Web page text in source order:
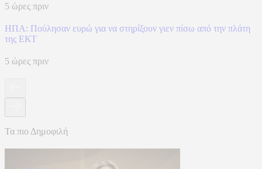
5 ώρες πριν
ΗΠΑ: Πούλησαν ευρώ για να στηρίξουν γιεν πίσω από την πλάτη
της ΕΚΤ
5 ώρες πριν
Τα πιο Δημοφιλή